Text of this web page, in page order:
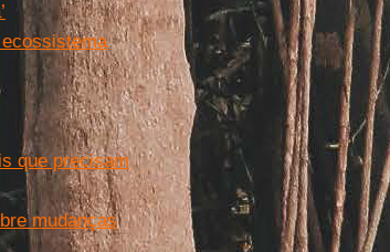
que precisam
mudanças